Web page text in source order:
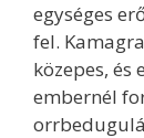
egységes
fel.
közepes, és
embernél